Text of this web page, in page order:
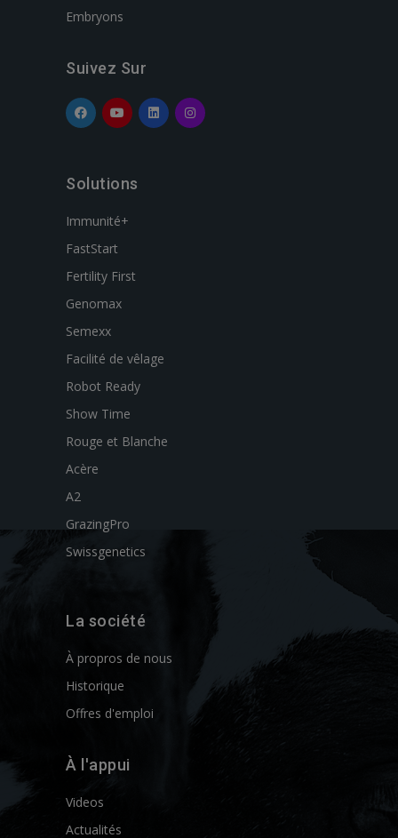
Embryons
Suivez Sur
Solutions
Immunité+
FastStart
Fertility First
Genomax
Semexx
Facilité de vêlage
Robot Ready
Show Time
Rouge et Blanche
Acère
A2
GrazingPro
Swissgenetics
La société
À propros de nous
Historique
Offres d'emploi
À l'appui
Videos
Actualités